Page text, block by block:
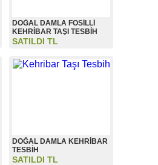
DOĞAL DAMLA FOSİLLİ
KEHRİBAR TAŞI TESBİH
SATILDI TL
DOĞAL DAMLA KEHRİBAR
TESBİH
SATILDI TL